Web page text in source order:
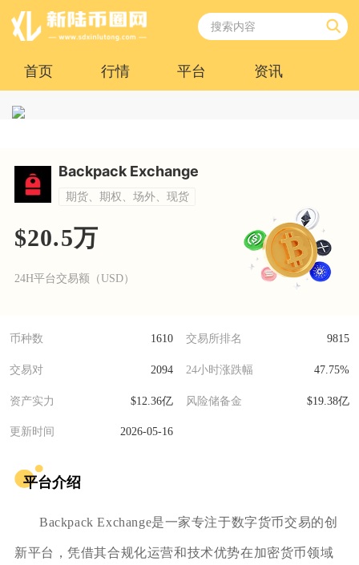
首页 行情 平台 资讯
Backpack Exchange
期货、期权、场外、现货
$20.5万
24H平台交易额（USD）
币种数 1610 交易所排名 9815
交易对 2094 24小时涨跌幅 47.75%
资产实力 $12.36亿 风险储备金 $19.38亿
更新时间 2026-05-16
平台介绍
Backpack Exchange是一家专注于数字货币交易的创
新平台，凭借其合规化运营和技术优势在加密货币领域